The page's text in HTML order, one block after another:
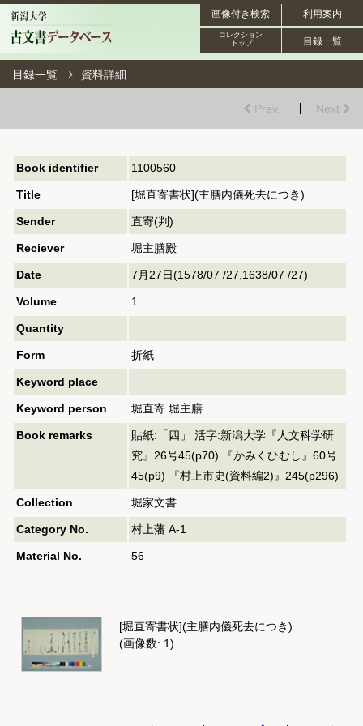
利用案内
画像付き検索
目録一覧
コレクション
トップ
目録一覧 資料詳細
Prev. Next
Book identifier 1100560
Title [堀直寄書状](主膳内儀死去につき)
Sender 直寄(判)
Reciever 堀主膳殿
Date 7月27日(1578/07 /27,1638/07 /27)
Volume 1
Quantity
Form 折紙
Keyword place
Keyword person 堀直寄 堀主膳
Book remarks
貼紙:「四」 活字:新潟大学『人文科学研
究』26号45(p70) 『かみくひむし』60号
45(p9) 『村上市史(資料編2)』245(p296)
Collection 堀家文書
Category No. 村上藩 A-1
Material No. 56
[堀直寄書状](主膳内儀死去につき)
(画像数: 1)